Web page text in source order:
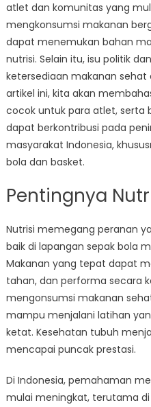
atlet dan komunitas yang
mengkonsumsi makanan
dapat menemukan bahan
nutrisi. Selain itu, isu politik
ketersediaan makanan sehat
artikel ini, kita akan
cocok untuk para atlet, serta
dapat berkontribusi pada
masyarakat Indonesia,
bola dan basket.
Pentingnya
Nutrisi memegang peranan
baik di lapangan sepak bola
Makanan yang tepat dapat
tahan, dan performa secara
mengonsumsi makanan
mampu menjalani latihan
ketat. Kesehatan tubuh
mencapai puncak prestasi.
Di Indonesia, pemahaman
mulai meningkat, terutama